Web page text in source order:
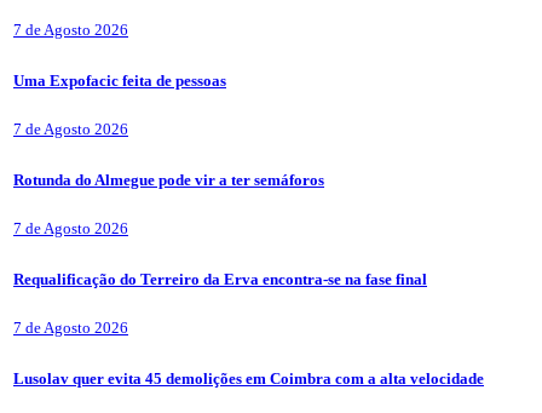
7 de Agosto 2026
Uma Expofacic feita de pessoas
7 de Agosto 2026
Rotunda do Almegue pode vir a ter semáforos
7 de Agosto 2026
Requalificação do Terreiro da Erva encontra-se na fase final
7 de Agosto 2026
Lusolav quer evita 45 demolições em Coimbra com a alta velocidade